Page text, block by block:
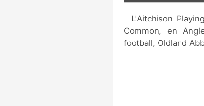
L'Aitchison Playing Field est un stade de football situé à Oldland
Common, en
football, Oldland